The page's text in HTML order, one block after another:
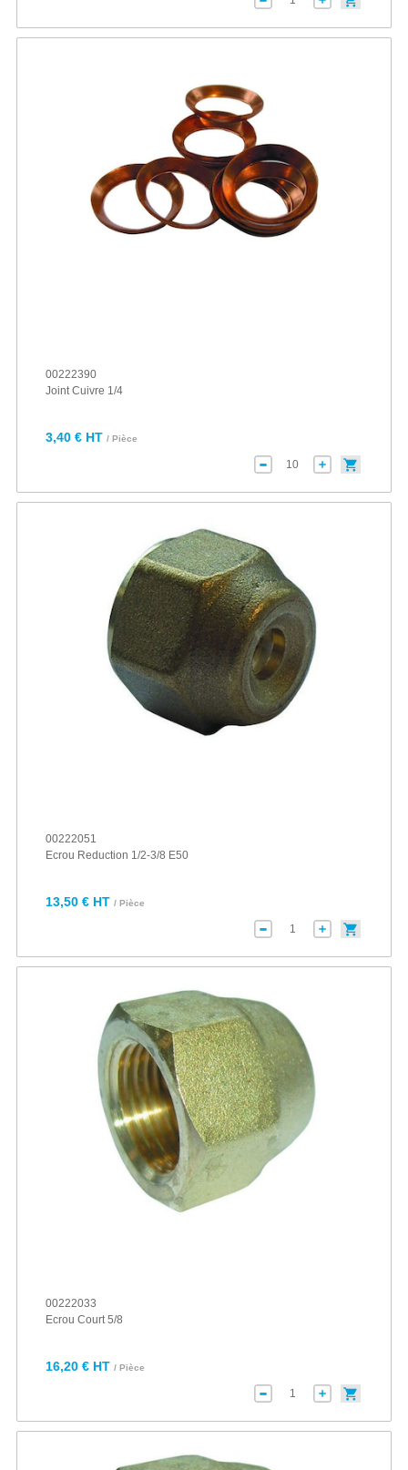
00222390
Joint Cuivre 1/4
3,40 € HT / Pièce
00222051
Ecrou Reduction 1/2-3/8 E50
13,50 € HT / Pièce
00222033
Ecrou Court 5/8
16,20 € HT / Pièce